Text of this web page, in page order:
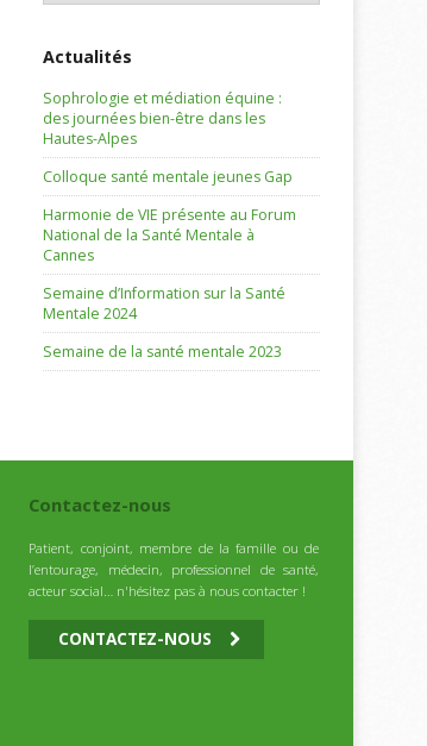
Actualités
Sophrologie et médiation équine :
des journées bien-être dans les
Hautes-Alpes
Colloque santé mentale jeunes Gap
Harmonie de VIE présente au Forum
National de la Santé Mentale à
Cannes
Semaine d’Information sur la Santé
Mentale 2024
Semaine de la santé mentale 2023
Contactez-nous
Patient, conjoint, membre de la famille ou de
l’entourage, médecin, professionnel de santé,
acteur social… n'hésitez pas à nous contacter !
CONTACTEZ-NOUS